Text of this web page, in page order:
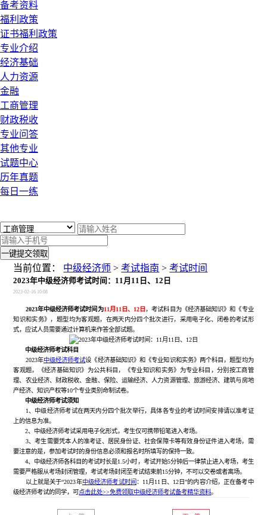
备考资料
福利政策
证书福利政策
专业介绍
经济基础
人力资源
金融
工商管理
财政税收
专业问答
其他专业
试题中心
历年真题
每日一练
一键提交领取
当前位置： 中级经济师 >考试指南 >考试时间
2023年中级经济师考试时间：11月11日、12日
2023-02-16 10:08
2023年中级经济师考试时间为11月11日、12日 ，考试科目为《经济基础知识》和《专业
知识和实务》，题型均为客观题，在两天内分四个批次进行，采用电子化、闭卷的考试形
式，应试人员需要通过计算机来作答全部试题。
中级经济师考试科目
2023年中级经济师考试设《经济基础知识》和《专业知识和实务》两个科目，题型均为
客观题，《经济基础知识》为公共科目，《专业知识和实务》为专业科目，分别按工商管
理、农业经济、财政税收、金融、保险、运输经济、人力资源管理、旅游经济、建筑与房地
产经济、知识产权等10个专业类别命制试卷。
中级经济师考试须知
1、中级经济师考试在两天内分四个批次举行，具体各专业的考试时间安排请以准考证
上的信息为准。
2、中级经济师考试采用电子化形式，考生仅可携带铅笔进入考场。
3、考生需要凭本人的准考证、居民身份证、社会保障卡等有效身份证件进入考场，需
要注意的是，参加考试时的身份信息必须和报名时所填写的保持一致。
4、中级经济师各科目的考试时长是1.5小时，考试开始5分钟后一律禁止进入考场，考生
需要严格服从考场封闭管理，考试考场封闭至考试结束前15分钟，不可以交卷或者离场。
以上就是关于“2023年中级经济师考试时间 ：11月11日、12日”的内容介绍，正在备考中
级经济师考试的同学，可点击此处>>免费领取中级经济师考试备考精华资料。